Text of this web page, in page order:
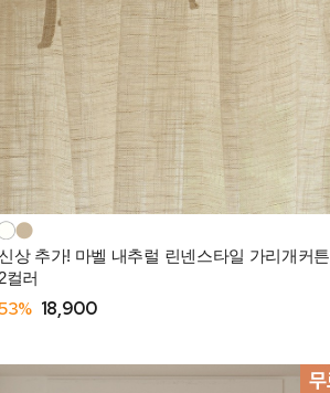
신상 추가! 마벨 내추럴 린넨스타일 가리개커튼 - 3타입
2컬러
18,900